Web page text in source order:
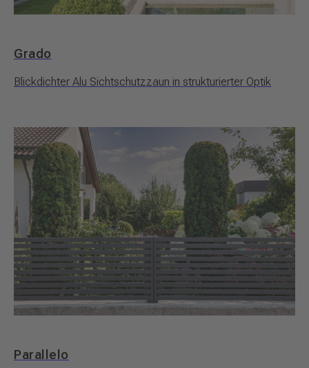
Grado
Blickdichter Alu Sichtschutzzaun in strukturierter Optik
Parallelo